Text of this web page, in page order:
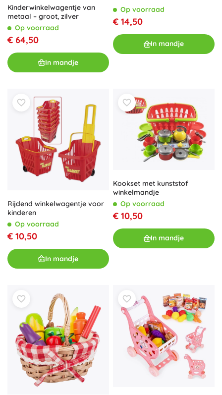
Kinderwinkelwagentje van
metaal – groot, zilver
Op voorraad
€ 64,50
In mandje
Op voorraad
€ 14,50
In mandje
Rijdend winkelwagentje voor
kinderen
Op voorraad
€ 10,50
In mandje
Kookset met kunststof
winkelmandje
Op voorraad
€ 10,50
In mandje